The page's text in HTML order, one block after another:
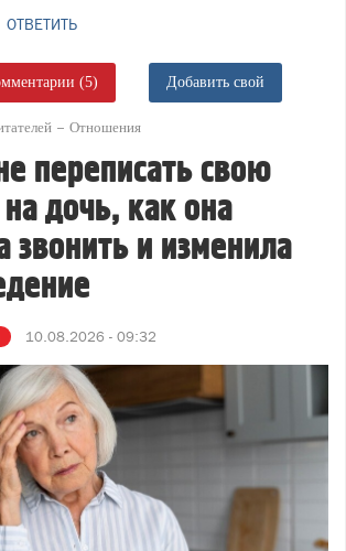
ОТВЕТИТЬ
(5) Добавить свой
Отношения
переписать свою
дочь, как она
звонить и изменила
10.08.2026 - 09:32